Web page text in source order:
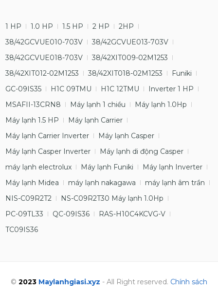
1 HP 1.0 HP 1.5 HP 2 HP
2HP
38/42GCVUE010-703V
38/42GCVUE013-703V
38/42GCVUE018-703V
38/42XIT009-02M1253
38/42XIT012-02M1253
38/42XIT018-02M1253
Funiki
GC-09IS35
H1C 09TMU H1C 12TMU
Inverter 1 HP
MSAFII-13CRN8
Máy lạnh 1 chiều
Máy lạnh 1.0Hp
Máy lạnh 1.5 HP
Máy lạnh Carrier
Máy lạnh Carrier Inverter
Máy lạnh Casper
Máy lạnh Casper Inverter
Máy lạnh di động Casper
máy lạnh electrolux
Máy lạnh Funiki
Máy lạnh Inverter
Máy lạnh Midea
máy lạnh nakagawa
máy lạnh âm trần
NIS-C09R2T2
NS-C09R2T30 Máy lạnh 1.0Hp
PC-09TL33
QC-09IS36
RAS-H10C4KCVG-V
TC09IS36
© 2023 Maylanhgiasi.xyz - All Right reserved. Chính sách